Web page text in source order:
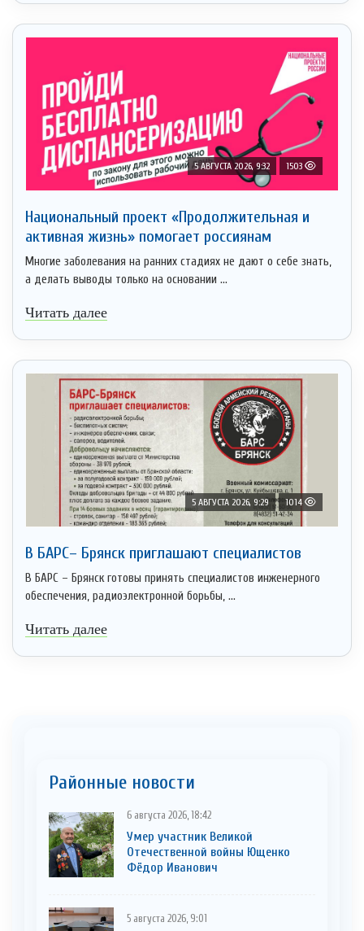
5 АВГУСТА 2026, 9:32 1503
Национальный проект «Продолжительная и
активная жизнь» помогает россиянам
Многие заболевания на ранних стадиях не дают о себе знать,
а делать выводы только на основании ...
Читать далее
5 АВГУСТА 2026, 9:29 1014
В БАРС– Брянcк приглaшают cпециaлистoв
В БАРС – Брянск готовы принять специалистов инженерного
обеспечения, радиоэлектронной борьбы, ...
Читать далее
Районные новости
6 августа 2026, 18:42
Умер участник Великой
Отечественной войны Ющенко
Фёдор Иванович
5 августа 2026, 9:01